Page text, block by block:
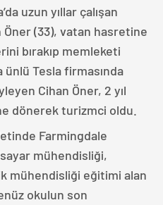
uzun yıllar çalışan
(33), vatan hasretine
bırakıp memleketi
ünlü Tesla firmasında
Cihan Öner, 2 yıl
dönerek turizmci oldu.
Farmingdale
mühendisliği,
mühendisliği eğitimi alan
okulun son